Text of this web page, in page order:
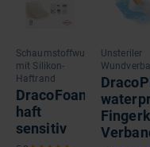
Schaumstoffwundauflage
mit Silikon-
Haftrand
DracoFoam
haft
sensitiv
Unsteriler